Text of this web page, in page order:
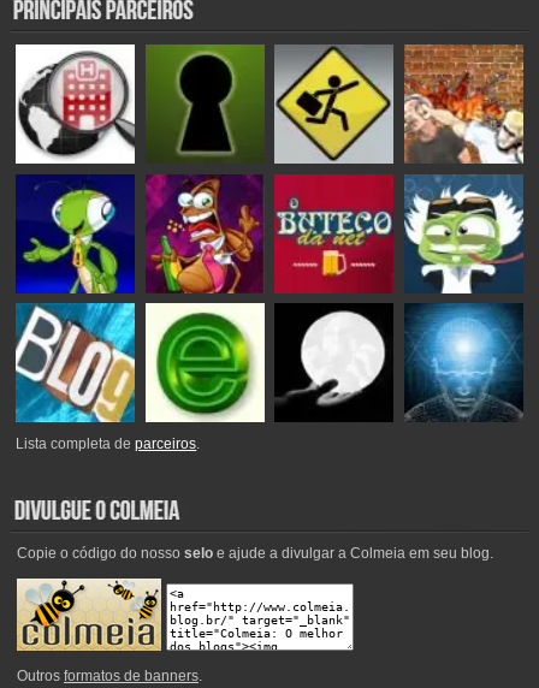
Lista completa deparceiros.
Copie o código do nosso seloe ajude a divulgar a Colmeia em seu blog.
Outros formatos de banners.